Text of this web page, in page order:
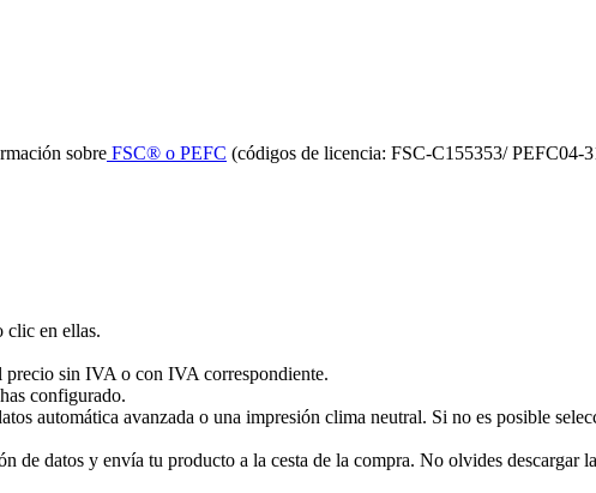
sobre FSC® o PEFC (códigos de licencia: FSC-C155353/ PEFC04-
clic en ellas.
sin IVA o con IVA correspondiente.
configurado.
automática avanzada o una impresión clima neutral. Si no es posible
datos y envía tu producto a la cesta de la compra. No olvides descargar